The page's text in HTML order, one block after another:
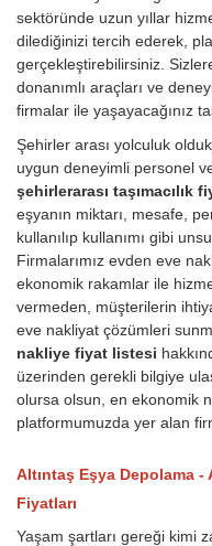
sektöründe uzun yıllar
dilediğinizi tercih ederek,
gerçekleştirebilirsiniz.
donanımlı araçları ve
firmalar ile yaşayacağınız
Şehirler arası yolculuk
uygun deneyimli personel
şehirlerarası taşımacılık
eşyanın miktarı, mesafe,
kullanılıp kullanımı gibi
Firmalarımız evden eve
ekonomik rakamlar ile
vermeden, müşterilerin
eve nakliyat çözümleri
nakliye fiyat listesi
üzerinden gerekli bilgiye
olursa olsun, en ekonomik
platformumuzda yer alan
Altıntaş Eşya Depolama -
Fiyatları
Yaşam şartları gereği kimi